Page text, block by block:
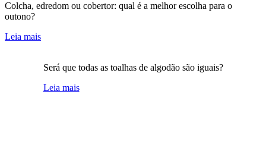
Colcha, edredom ou cobertor: qual é a melhor escolha para o
outono?
Leia mais
Será que todas as toalhas de algodão são iguais?
Leia mais